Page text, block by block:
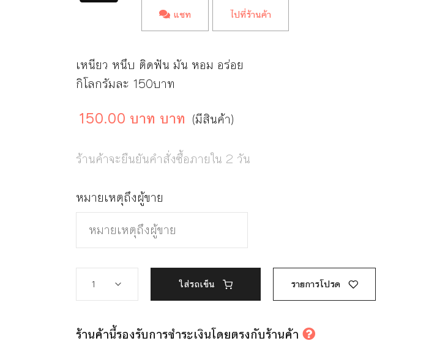
แชท ไปที่ร้านค้า
เหนียว หนึบ ติดฟัน มัน หอม อร่อย
กิโลกรัมละ 150บาท
150.00 บาท บาท (มีสินค้า)
ร้านค้าจะยืนยันคำสั่งซื้อภายใน 2 วัน
หมายเหตุถึงผู้ขาย
ใส่รถเข็น รายการโปรด
ร้านค้านี้รองรับการชำระเงินโดยตรงกับร้านค้า